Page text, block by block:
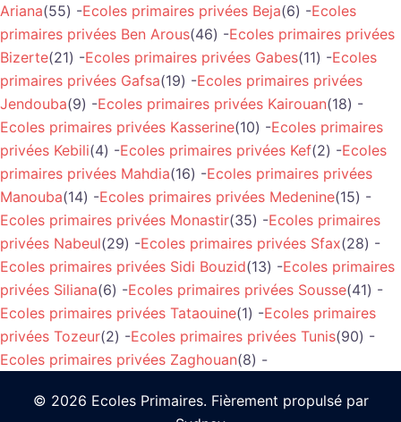
Ariana(55) -Ecoles primaires privées Beja(6) -Ecoles
primaires privées Ben Arous(46) -Ecoles primaires privées
Bizerte(21) -Ecoles primaires privées Gabes(11) -Ecoles
primaires privées Gafsa(19) -Ecoles primaires privées
Jendouba(9) -Ecoles primaires privées Kairouan(18) -
Ecoles primaires privées Kasserine(10) -Ecoles primaires
privées Kebili(4) -Ecoles primaires privées Kef(2) -Ecoles
primaires privées Mahdia(16) -Ecoles primaires privées
Manouba(14) -Ecoles primaires privées Medenine(15) -
Ecoles primaires privées Monastir(35) -Ecoles primaires
privées Nabeul(29) -Ecoles primaires privées Sfax(28) -
Ecoles primaires privées Sidi Bouzid(13) -Ecoles primaires
privées Siliana(6) -Ecoles primaires privées Sousse(41) -
Ecoles primaires privées Tataouine(1) -Ecoles primaires
privées Tozeur(2) -Ecoles primaires privées Tunis(90) -
Ecoles primaires privées Zaghouan(8) -
© 2026 Ecoles Primaires. Fièrement propulsé par